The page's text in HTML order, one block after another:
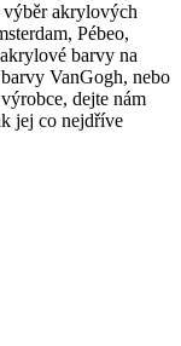
akrylových
Pébeo,
barvy na
VanGogh, nebo
dejte nám
jej co nejdříve